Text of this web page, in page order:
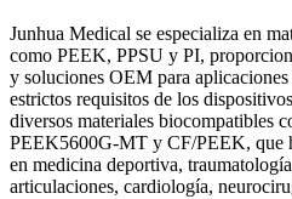
Junhua Medical se especializa en
como PEEK, PPSU y PI,
y soluciones OEM para
estrictos requisitos de los
diversos materiales biocompatibles
PEEK5600G-MT y CF/PEEK, que
en medicina deportiva,
articulaciones, cardiología,